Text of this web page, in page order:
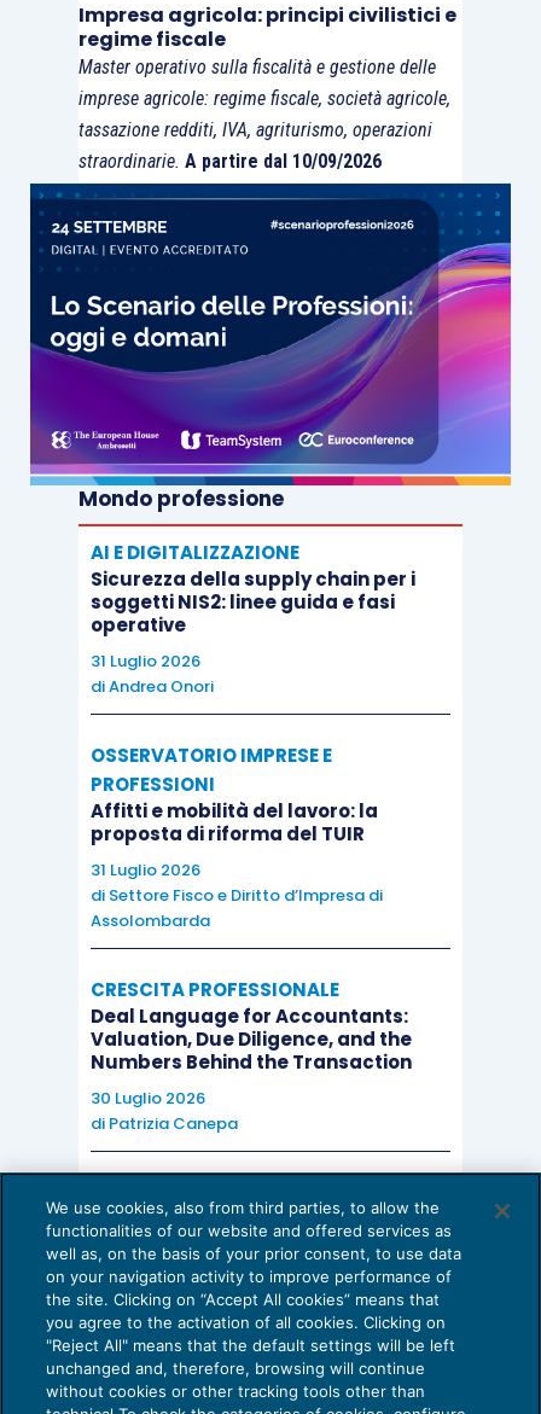
Impresa agricola: principi civilistici e
regime fiscale
Master operativo sulla fiscalità e gestione delle
imprese agricole: regime fiscale, società agricole,
tassazione redditi, IVA, agriturismo, operazioni
straordinarie. A partire dal 10/09/2026
Mondo professione
AI E DIGITALIZZAZIONE
Sicurezza della supply chain per i
soggetti NIS2: linee guida e fasi
operative
31 Luglio 2026
diAndrea Onori
OSSERVATORIO IMPRESE E
PROFESSIONI
Affitti e mobilità del lavoro: la
proposta di riforma del TUIR
31 Luglio 2026
di Settore Fisco e Diritto d’Impresa di
Assolombarda
CRESCITA PROFESSIONALE
Deal Language for Accountants:
Valuation, Due Diligence, and the
Numbers Behind the Transaction
30 Luglio 2026
di Patrizia Canepa
EU AI Act e studi professionali: le
scadenze concrete
27 Luglio 2026
di Diego BarberieStefano Dovier
We use cookies, also from third parties, to allow the
functionalities of our website and offered services as
well as, on the basis of your prior consent, to use data
on your navigation activity to improve performance of
the site. Clicking on “Accept All cookies” means that
you agree to the activation of all cookies. Clicking on
"Reject All" means that the default settings will be left
unchanged and, therefore, browsing will continue
without cookies or other tracking tools other than